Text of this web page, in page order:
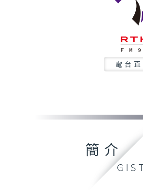
電台直
簡介